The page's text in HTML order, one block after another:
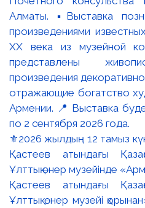
⚜️2026 жылдың 12 тамыз
Қастеев атындағы
Ұлттық өнер музейінде
Қастеев атындағы
Ұлттық өнер музейі